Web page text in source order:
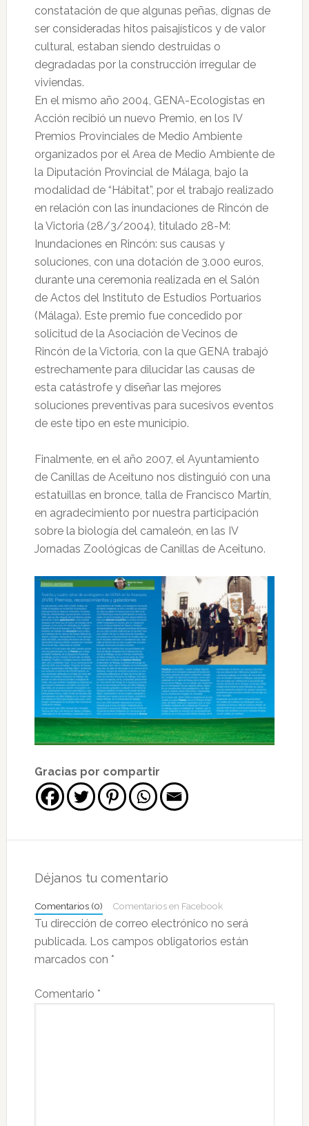
constatación de que algunas peñas, dignas de
ser consideradas hitos paisajísticos y de valor
cultural, estaban siendo destruidas o
degradadas por la construcción irregular de
viviendas.
En el mismo año 2004, GENA-Ecologistas en
Acción recibió un nuevo Premio, en los IV
Premios Provinciales de Medio Ambiente
organizados por el Area de Medio Ambiente de
la Diputación Provincial de Málaga, bajo la
modalidad de “Hábitat”, por el trabajo realizado
en relación con las inundaciones de Rincón de
la Victoria (28/3/2004), titulado 28-M:
Inundaciones en Rincón: sus causas y
soluciones, con una dotación de 3.000 euros,
durante una ceremonia realizada en el Salón
de Actos del Instituto de Estudios Portuarios
(Málaga). Este premio fue concedido por
solicitud de la Asociación de Vecinos de
Rincón de la Victoria, con la que GENA trabajó
estrechamente para dilucidar las causas de
esta catástrofe y diseñar las mejores
soluciones preventivas para sucesivos eventos
de este tipo en este municipio.
Finalmente, en el año 2007, el Ayuntamiento
de Canillas de Aceituno nos distinguió con una
estatuillas en bronce, talla de Francisco Martín,
en agradecimiento por nuestra participación
sobre la biología del camaleón, en las IV
Jornadas Zoológicas de Canillas de Aceituno.
Gracias por compartir
con
lectores
Déjanos tu comentario
Comentarios (0) Comentarios en Facebook
Tu dirección de correo electrónico no será
publicada. Los campos obligatorios están
marcados con *
Comentario *